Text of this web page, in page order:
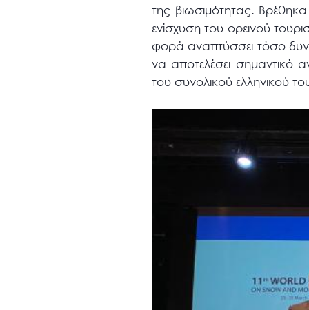
της βιωσιμότητας.
ενίσχυση του ορεινού
φορά αναπτύσσει τόσο
να αποτελέσει σημαντικό
του συνολικού ελληνικού